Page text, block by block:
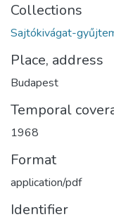
Collections
Sajtókivágat-
Place, address
Budapest
Temporal
1968
Format
application/pdf
Identifier